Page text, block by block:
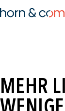
MEHR